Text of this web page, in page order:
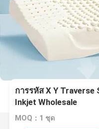
การรหัส X Y
Inkjet Wholesale
MOQ：1 ชุด